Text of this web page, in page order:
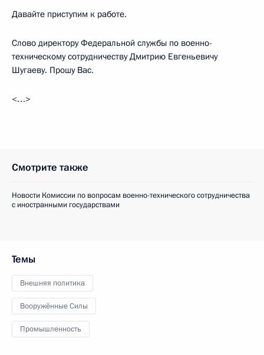
Давайте приступим к работе.
Слово директору Федеральной службы по военно-
техническому сотрудничеству Дмитрию Евгеньевичу
Шугаеву. Прошу Вас.
<…>
Смотрите также
Новости Комиссии по вопросам военно-технического сотрудничества
с иностранными государствами
Темы
Внешняя политика
Вооружённые Силы
Промышленность